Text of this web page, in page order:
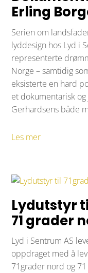
Erling
Serien om
lyddesign hos Lyd i
representerte
Norge – samtidig
eksisterte en hard
et dokumentarisk
Gerhardsens både
Les mer
Lydutstyr
71 grader
Lyd i Sentrum AS
oppdraget med å
71grader nord og